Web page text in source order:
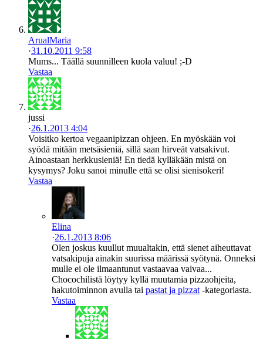
ArualMaria
·31.10.2011 9:58
Mums... Täällä suunnilleen kuola valuu! ;-D
Vastaa
jussi
·26.1.2013 4:04
Voisitko kertoa vegaanipizzan ohjeen. En myöskään voi
syödä mitään metsäsieniä, sillä saan hirveät vatsakivut.
Ainoastaan herkkusieniä! En tiedä kylläkään mistä on
kysymys? Joku sanoi minulle että se olisi sienisokeri!
Vastaa
Elina
·26.1.2013 8:06
Olen joskus kuullut muualtakin, että sienet aiheuttavat
vatsakipuja ainakin suurissa määrissä syötynä. Onneksi
mulle ei ole ilmaantunut vastaavaa vaivaa...
Chocochilistä löytyy kyllä muutamia pizzaohjeita,
hakutoiminnon avulla tai pastat ja pizzat -kategoriasta.
Vastaa